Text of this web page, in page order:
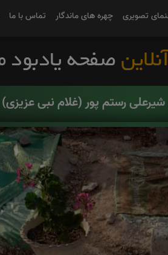
تصویری چهره های ماندگار تماس با ما
شیرعلی رستم پور (غلام نبی عزیزی)